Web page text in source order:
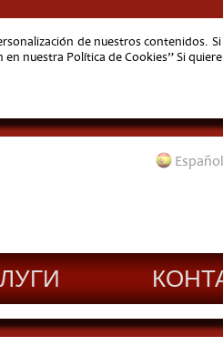
de nuestros contenidos.
nuestra Política de Cookies” Si
Español